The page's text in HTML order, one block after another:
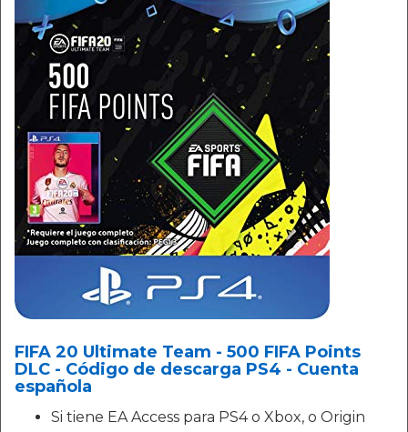
FIFA 20 Ultimate Team - 500 FIFA Points
DLC - Código de descarga PS4 - Cuenta
española
Si tiene EA Access para PS4 o Xbox, o Origin